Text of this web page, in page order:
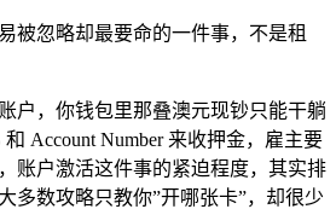
被忽略却最要命的一件事，不是租
户，你钱包里那叠澳元现钞只能干躺
Account Number 来收押金，雇主要
账户激活这件事的紧迫程度，其实排
多数攻略只教你”开哪张卡”，却很少